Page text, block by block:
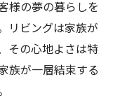
様の夢の暮らしを
リビングは家族が
その心地よさは特
族が一層結束する